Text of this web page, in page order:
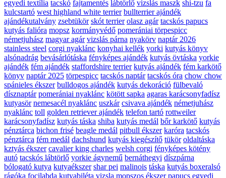
egyedi textília tacskó fajtamentés lábtörlő vizslás maszk shi-tzu fa
kulcstartó west highland white terrier bullterrier ajándék
ajándékutalvány zsebtükör skót terrier olasz agár tacskós papucs
kutyás falióra mopsz kormányvédő pomerániai törpespicc
németjuhász magyar agár vizslás párna nyakörv naptár 2026
stainless steel corgi nyaklánc konyhai kellék yorki kutyás könyv
alsónadrág bevásárlótáska fényképes ajándék kutyás övtáska yorkie
ajándék fém ajándék staffordshire terrier kutyás ajándék fém karkötő
könyv naptár 2025 törpespicc tacskós naptár tacskós óra chow chow
spánieles ékszer bulldogos ajándék kutyás dekoráció fülbevaló
dísznaptár pomerániai nyaklánc kötött sapka agaras karácsonyfadísz
kutyasör nemesacél nyaklánc uszkár csivava ajándék németjuhász
nyaklánc toll golden retriever ajándék telefon tartó rottweiler
karácsonyfadísz kutyás táska shiba kutyás medál bőr karkötő kutyás
pénztárca bichon frisé beagle medál pitbull ékszer karóra tacskós
pénztárca fém medál dachshund kutyás kiegészítő tükör oldaltáska
kztyás ékszer cavalier king charles welsh corgi fényképes kötény
autó tacskós lábtörlő yorkie ágynemű bernáthegyi díszpárna
bólogató kutya kutyaékszer shar pei malinois táska kutyás boxeralsó
rágóka focilabda kutyabiléta vizsla mopszos ékszer papucs egyedi